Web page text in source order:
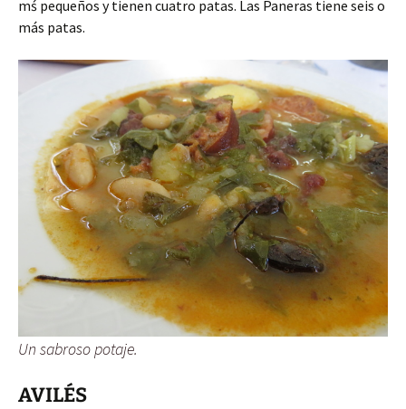
mś pequeños y tienen cuatro patas. Las Paneras tiene seis o
más patas.
Un sabroso potaje.
AVILÉS